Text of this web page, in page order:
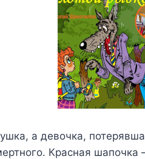
а девочка,
Красная